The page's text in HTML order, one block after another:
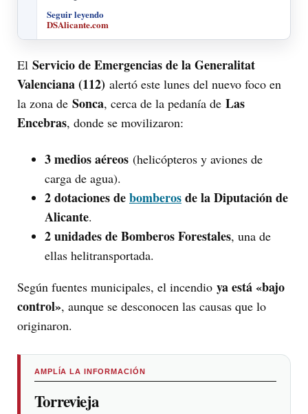
Seguir leyendo
DSAlicante.com
El Servicio de Emergencias de la Generalitat
Valenciana (112) alertó este lunes del nuevo foco en
la zona de Sonca, cerca de la pedanía de Las
Encebras, donde se movilizaron:
3 medios aéreos (helicópteros y aviones de
carga de agua).
2 dotaciones debomberosde la Diputación de
Alicante.
2 unidades de Bomberos Forestales, una de
ellas helitransportada.
Según fuentes municipales, el incendio ya está «bajo
control», aunque se desconocen las causas que lo
originaron.
AMPLÍA LA INFORMACIÓN
Torrevieja